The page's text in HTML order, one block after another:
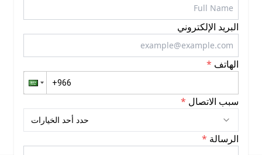
البريد الإلكتروني
الهاتف *
سبب الاتصال *
حدد أحد الخيارات
الرسالة *